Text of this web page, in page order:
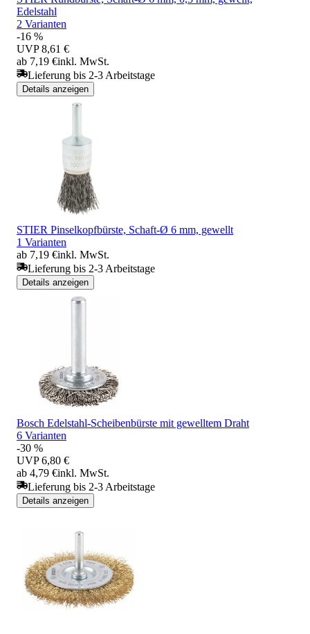
Edelstahl
2 Varianten
-16 %
UVP 8,61 €
ab 7,19 €inkl. MwSt.
Lieferung bis 2-3 Arbeitstage
Details anzeigen
STIER Pinselkopfbürste, Schaft-Ø 6 mm, gewellt
1 Varianten
ab 7,19 €inkl. MwSt.
Lieferung bis 2-3 Arbeitstage
Details anzeigen
Bosch Edelstahl-Scheibenbürste mit gewelltem Draht
6 Varianten
-30 %
UVP 6,80 €
ab 4,79 €inkl. MwSt.
Lieferung bis 2-3 Arbeitstage
Details anzeigen